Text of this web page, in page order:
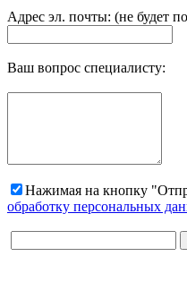
Адрес эл. почты: (не будет
Ваш вопрос специалисту:
Нажимая на кнопку
обработку персональных